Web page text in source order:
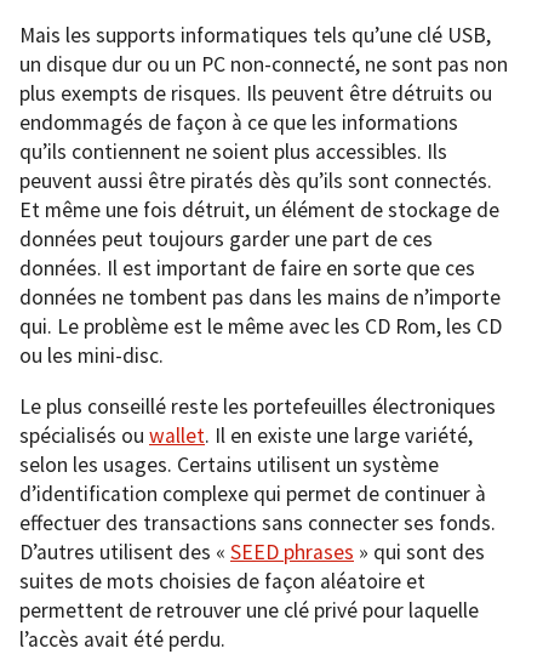
Mais les supports informatiques tels qu’une clé USB,
un disque dur ou un PC non-connecté, ne sont pas non
plus exempts de risques. Ils peuvent être détruits ou
endommagés de façon à ce que les informations
qu’ils contiennent ne soient plus accessibles. Ils
peuvent aussi être piratés dès qu’ils sont connectés.
Et même une fois détruit, un élément de stockage de
données peut toujours garder une part de ces
données. Il est important de faire en sorte que ces
données ne tombent pas dans les mains de n’importe
qui. Le problème est le même avec les CD Rom, les CD
ou les mini-disc.
Le plus conseillé reste les portefeuilles électroniques
spécialisés ou wallet. Il en existe une large variété,
selon les usages. Certains utilisent un système
d’identification complexe qui permet de continuer à
effectuer des transactions sans connecter ses fonds.
D’autres utilisent des « SEED phrases » qui sont des
suites de mots choisies de façon aléatoire et
permettent de retrouver une clé privé pour laquelle
l’accès avait été perdu.